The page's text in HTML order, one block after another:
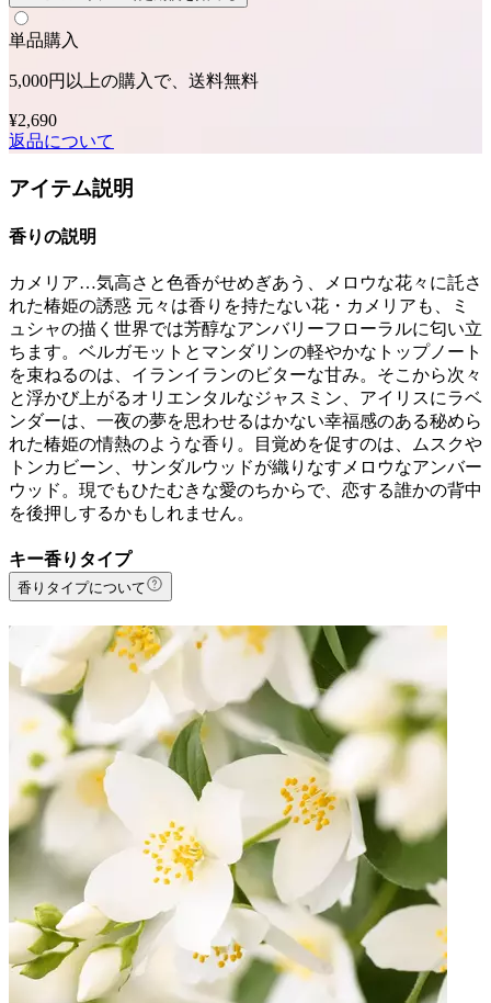
単品購入
5,000円以上の購入で、送料無料
¥2,690
返品について
アイテム説明
香りの説明
カメリア…気高さと色香がせめぎあう、メロウな花々に託さ
れた椿姫の誘惑 元々は香りを持たない花・カメリアも、ミ
ュシャの描く世界では芳醇なアンバリーフローラルに匂い立
ちます。ベルガモットとマンダリンの軽やかなトップノート
を束ねるのは、イランイランのビターな甘み。そこから次々
と浮かび上がるオリエンタルなジャスミン、アイリスにラベ
ンダーは、一夜の夢を思わせるはかない幸福感のある秘めら
れた椿姫の情熱のような香り。目覚めを促すのは、ムスクや
トンカビーン、サンダルウッドが織りなすメロウなアンバー
ウッド。現でもひたむきな愛のちからで、恋する誰かの背中
を後押しするかもしれません。
キー香りタイプ
香りタイプについて